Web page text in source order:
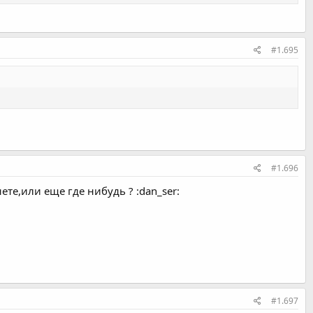
#1.695
#1.696
еще где нибудь ? :dan_ser:
#1.697